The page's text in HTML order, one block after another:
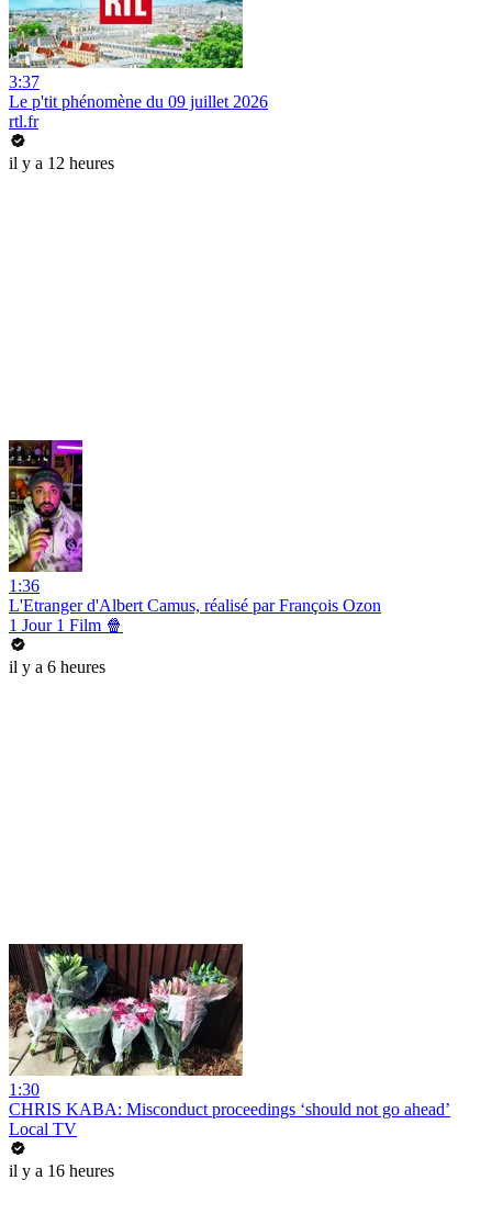
3:37
Le p'tit phénomène du 09 juillet 2026
rtl.fr
il y a 12 heures
1:36
L'Etranger d'Albert Camus, réalisé par François Ozon
1 Jour 1 Film 🍿
il y a 6 heures
1:30
CHRIS KABA: Misconduct proceedings ‘should not go ahead’
Local TV
il y a 16 heures